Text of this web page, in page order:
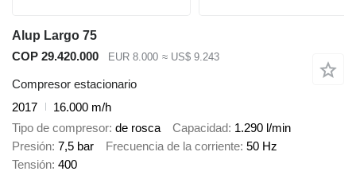
Alup Largo 75
COP 29.420.000
EUR 8.000 ≈ US$ 9.243
Compresor estacionario
2017
16.000 m/h
Tipo de compresor de rosca Capacidad 1.290 l/min
Presión 7,5 bar Frecuencia de la corriente 50 Hz
Tensión 400